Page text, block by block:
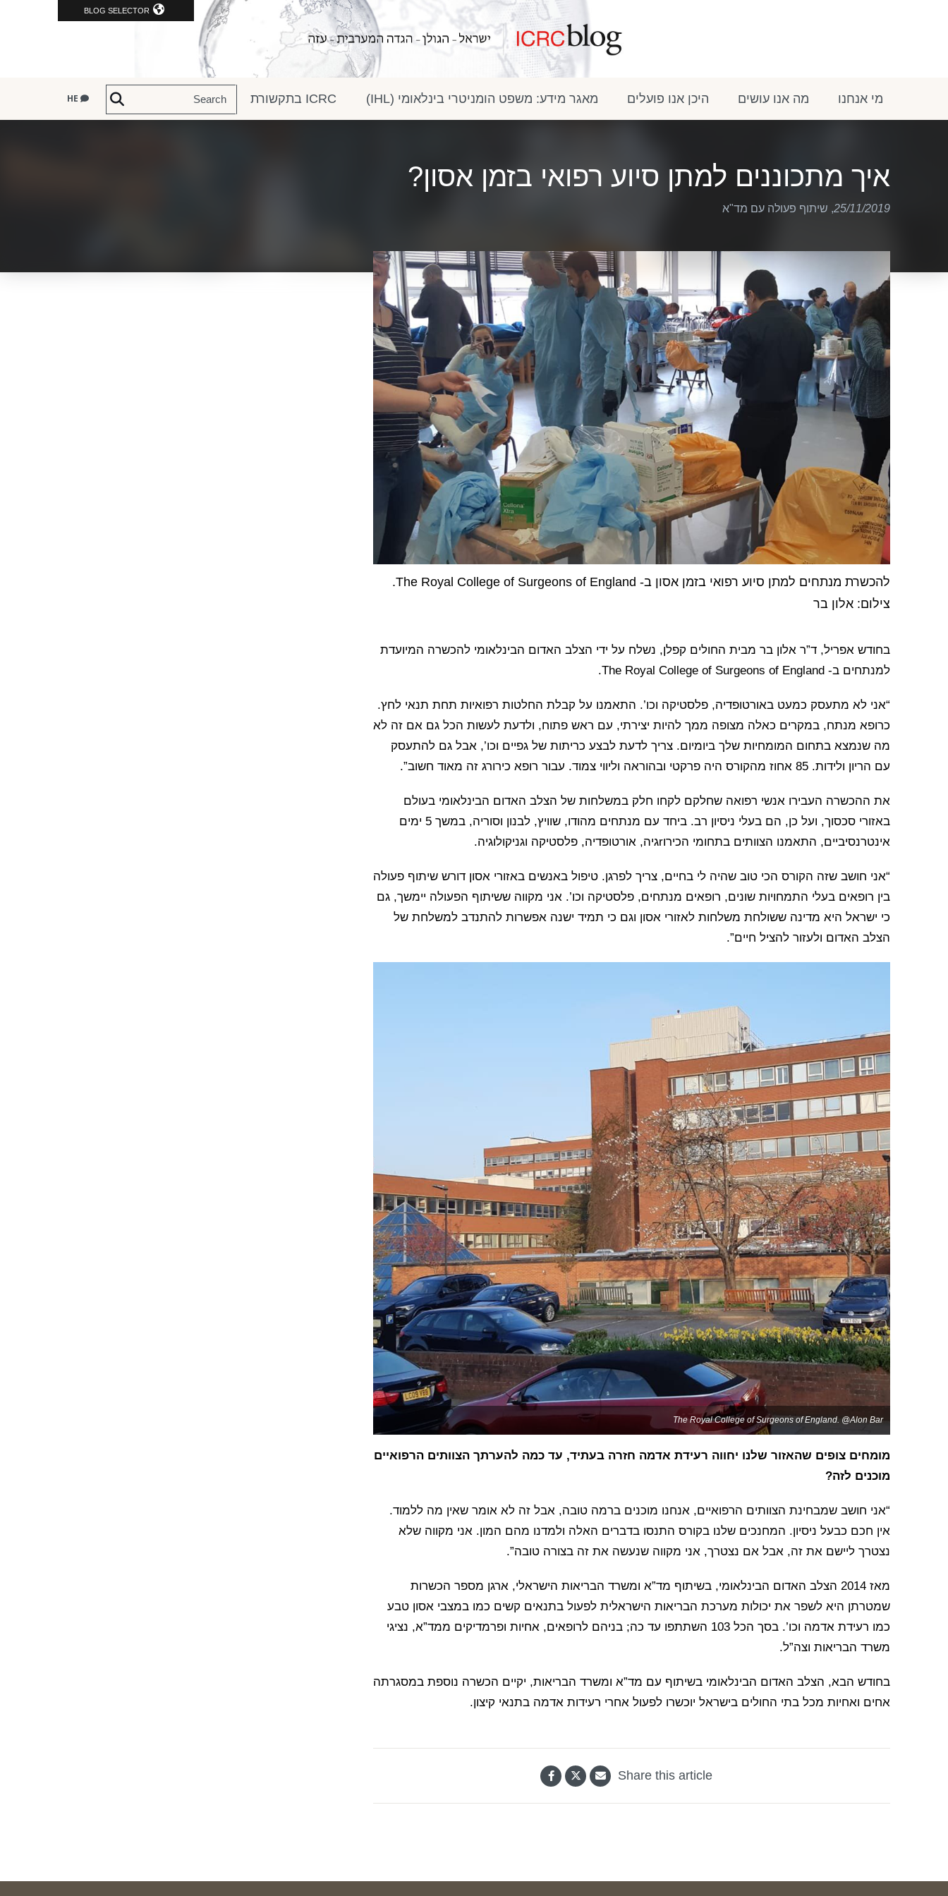
BLOG SELECTOR
מי אנחנו מה אנו עושים היכן אנו פועלים מאגר מידע: משפט הומניטרי בינלאומי (IHL) ICRC בתקשורת
איך מתכוננים למתן סיוע רפואי בזמן אסון?
25/11/2019
, שיתוף פעולה עם מד"א
להכשרת מנתחים למתן סיוע רפואי בזמן אסון ב- The Royal College of Surgeons of England.
צילום: אלון בר
בחודש אפריל, ד”ר אלון בר מבית החולים קפלן, נשלח על ידי הצלב האדום הבינלאומי להכשרה המיועדת
למנתחים ב- The Royal College of Surgeons of England.
“אני לא מתעסק כמעט באורטופדיה, פלסטיקה וכו’. התאמנו על קבלת החלטות רפואיות תחת תנאי לחץ.
כרופא מנתח, במקרים כאלה מצופה ממך להיות יצירתי, עם ראש פתוח, ולדעת לעשות הכל גם אם זה לא
מה שנמצא בתחום המומחיות שלך ביומיום. צריך לדעת לבצע כריתות של גפיים וכו’, אבל גם להתעסק
עם הריון ולידות. 85 אחוז מהקורס היה פרקטי ובהוראה וליווי צמוד. עבור רופא כירורג זה מאוד חשוב”.
את ההכשרה העבירו אנשי רפואה שחלקם לקחו חלק במשלחות של הצלב האדום הבינלאומי בעולם
באזורי סכסוך, ועל כן, הם בעלי ניסיון רב. ביחד עם מנתחים מהודו, שוויץ, לבנון וסוריה, במשך 5 ימים
אינטרנסיביים, התאמנו הצוותים בתחומי הכירוrגיה, אורטופדיה, פלסטיקה וגניקולוגיה.
“אני חושב שזה הקורס הכי טוב שהיה לי בחיים, צריך לפרגן. טיפול באנשים באזורי אסון דורש שיתוף פעולה
בין רופאים בעלי התמחויות שונים, רופאים מנתחים, פלסטיקה וכו’. אני מקווה ששיתוף הפעולה יימשך, גם
כי ישראל היא מדינה ששולחת משלחות לאזורי אסון וגם כי תמיד ישנה אפשרות להתנדב למשלחת של
הצלב האדום ולעזור להציל חיים”.
The Royal College of Surgeons of England. @Alon Bar
מומחים צופים שהאזור שלנו יחווה רעידת אדמה חזרה בעתיד, עד כמה להערתך הצוותים הרפואיים
מוכנים לזה?
“אני חושב שמבחינת הצוותים הרפואיים, אנחנו מוכנים ברמה טובה, אבל זה לא אומר שאין מה ללמוד.
אין חכם כבעל ניסיון. המחנכים שלנו בקורס התנסו בדברים האלה ולמדנו מהם המון. אני מקווה שלא
נצטרך ליישם את זה, אבל אם נצטרך, אני מקווה שנעשה את זה בצורה טובה”.
מאז 2014 הצלב האדום הבינלאומי, בשיתוף מד”א ומשרד הבריאות הישראלי, ארגן מספר הכשרות
שמטרתן היא לשפר את יכולות מערכת הבריאות הישראלית לפעול בתנאים קשים כמו במצבי אסון טבע
כמו רעידת אדמה וכו’. בסך הכל 103 השתתפו עד כה; בניהם לרופאים, אחיות ופרמדיקים ממד”א, נציגי
משרד הבריאות וצה”ל.
בחודש הבא, הצלב האדום הבינלאומי בשיתוף עם מד”א ומשרד הבריאות, יקיים הכשרה נוספת במסגרתה
אחים ואחיות מכל בתי החולים בישראל יוכשרו לפעול אחרי רעידות אדמה בתנאי קיצון.
Share this article